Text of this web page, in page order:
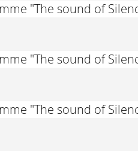
"The sound of
"The sound of
"The sound of